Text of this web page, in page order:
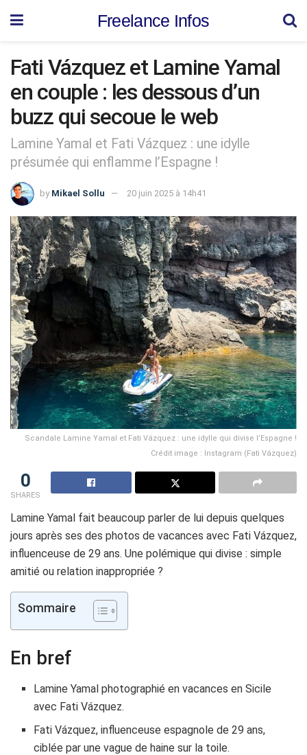
Freelance Infos
Fati Vázquez et Lamine Yamal
en couple : les dessous d’un
buzz qui secoue le web
Lamine Yamal et Fati Vázquez : une idylle
présumée qui enflamme l’Espagne !
by Mikael Sollu 20 juin 2025 à 14h41
Scandale Lamine Yamal et Fati Vázquez : une idylle qui divise l’Espagne !
Crédit image : Instagram (Fati Vázquez)
0
SHARES
Lamine Yamal fait beaucoup parler de lui depuis quelques
jours après ses des photos de vacances avec Fati Vázquez,
influenceuse de 29 ans. Une polémique qui divise : simple
amitié ou relation inappropriée ?
Sommaire
En bref
Lamine Yamal photographié en vacances en Sicile
avec Fati Vázquez.
Fati Vázquez, influenceuse espagnole de 29 ans,
ciblée par une vague de haine sur la toile.